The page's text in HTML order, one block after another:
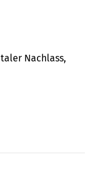
Nach­lass,